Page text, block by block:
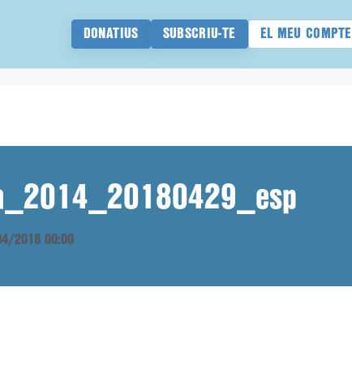
DONATIUS SUBSCRIU-TE EL MEU COMPTE
2018 00:00